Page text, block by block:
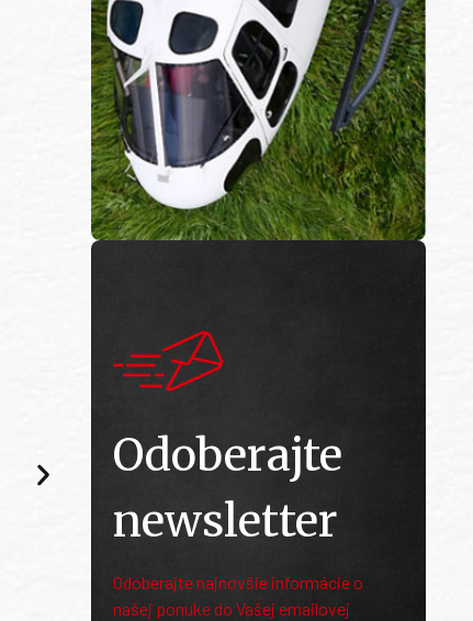
Odoberajte
newsletter
Odoberajte najnovšie informácie o
našej ponuke do Vašej emailovej